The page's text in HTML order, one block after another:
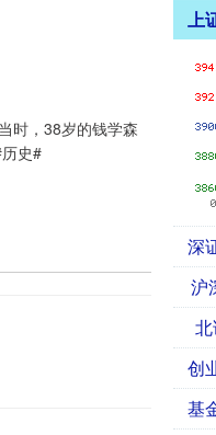
时，38岁的钱学森
史#
上
深
沪
创
基